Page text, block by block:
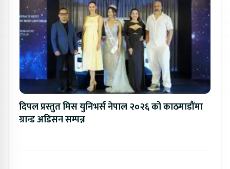
दिपल प्रस्तुत मिस युनिभर्स नेपाल २०२६ को काठमाडौंमा
ग्रान्ड अडिसन सम्पन्न